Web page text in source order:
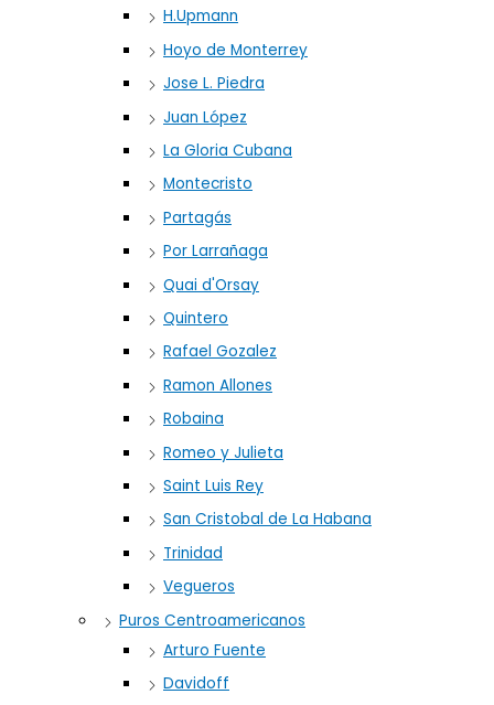
H.Upmann
Hoyo de Monterrey
Jose L. Piedra
Juan López
La Gloria Cubana
Montecristo
Partagás
Por Larrañaga
Quai d'Orsay
Quintero
Rafael Gozalez
Ramon Allones
Robaina
Romeo y Julieta
Saint Luis Rey
San Cristobal de La Habana
Trinidad
Vegueros
Puros Centroamericanos
Arturo Fuente
Davidoff